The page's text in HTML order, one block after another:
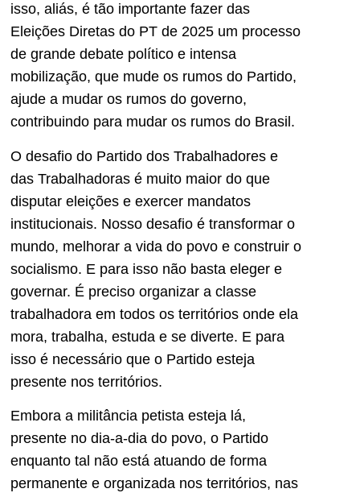
isso, aliás, é tão importante fazer das
Eleições Diretas do PT de 2025 um processo
de grande debate político e intensa
mobilização, que mude os rumos do Partido,
ajude a mudar os rumos do governo,
contribuindo para mudar os rumos do Brasil.
O desafio do Partido dos Trabalhadores e
das Trabalhadoras é muito maior do que
disputar eleições e exercer mandatos
institucionais. Nosso desafio é transformar o
mundo, melhorar a vida do povo e construir o
socialismo. E para isso não basta eleger e
governar. É preciso organizar a classe
trabalhadora em todos os territórios onde ela
mora, trabalha, estuda e se diverte. E para
isso é necessário que o Partido esteja
presente nos territórios.
Embora a militância petista esteja lá,
presente no dia-a-dia do povo, o Partido
enquanto tal não está atuando de forma
permanente e organizada nos territórios, nas